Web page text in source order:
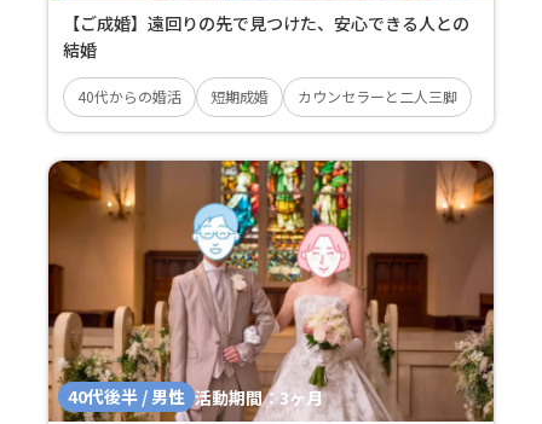
【ご成婚】遠回りの先で見つけた、安心できる人との
結婚
40代からの婚活 短期成婚 カウンセラーと二人三脚
40代後半 / 男性 活動期間：3ヶ月